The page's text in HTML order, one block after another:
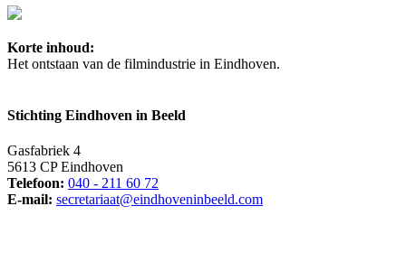
Korte inhoud:
Het ontstaan van de filmindustrie in Eindhoven.
Stichting Eindhoven in Beeld
Gasfabriek 4
5613 CP Eindhoven
Telefoon: 040 - 211 60 72
E-mail: secretariaat@eindhoveninbeeld.com